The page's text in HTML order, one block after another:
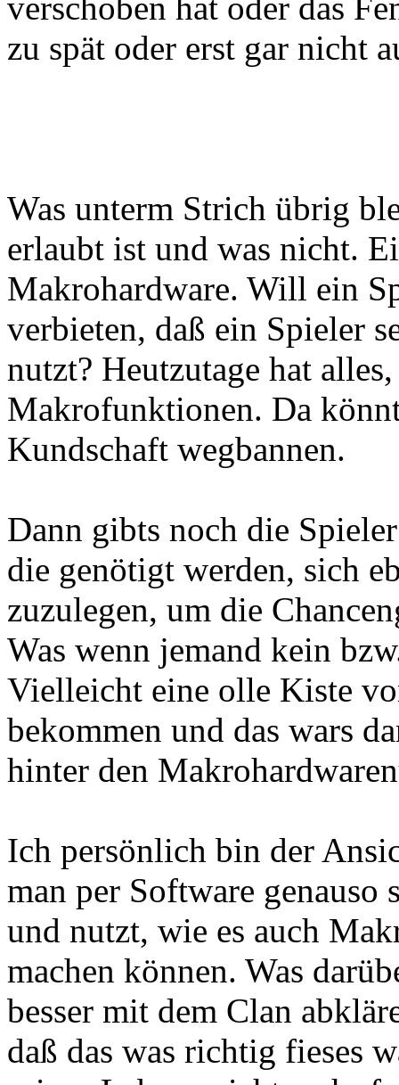
zu spät oder erst gar nicht
Was unterm Strich übrig
erlaubt ist und was nicht.
Makrohardware. Will ein
verbieten, daß ein Spieler
nutzt? Heutzutage hat
Makrofunktionen. Da
Kundschaft wegbannen.
Dann gibts noch die
die genötigt werden, sich
zuzulegen, um die
Was wenn jemand kein
Vielleicht eine olle Kiste
bekommen und das wars
hinter den
Ich persönlich bin der
man per Software
und nutzt, wie es auch
machen können. Was
besser mit dem Clan
daß das was richtig fieses